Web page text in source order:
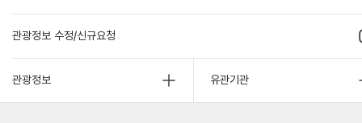
관광정보 수정/신규요청
관광정보 유관기관